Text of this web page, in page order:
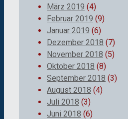
März 2019 (4)
Februar 2019 (9)
Januar 2019 (6)
Dezember 2018 (7)
November 2018 (5)
Oktober 2018 (8)
September 2018 (3)
August 2018 (4)
Juli 2018 (3)
Juni 2018 (6)